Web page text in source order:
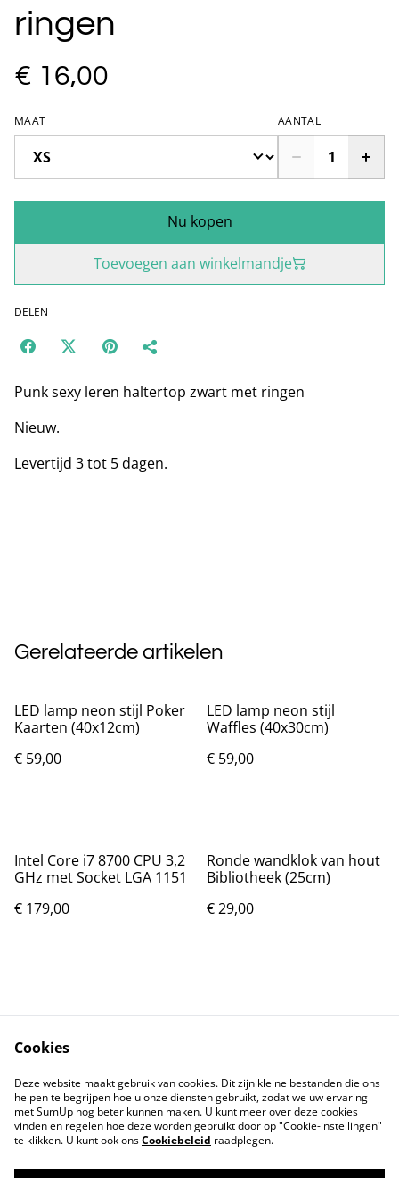
ringen
€ 16,00
MAAT AANTAL
Nu kopen
Toevoegen aan winkelmandje
DELEN
Punk sexy leren haltertop zwart met ringen
Nieuw.
Levertijd 3 tot 5 dagen.
Gerelateerde artikelen
LED lamp neon stijl Poker
Kaarten (40x12cm)
€ 59,00
LED lamp neon stijl
Waffles (40x30cm)
€ 59,00
Intel Core i7 8700 CPU 3,2
GHz met Socket LGA 1151
€ 179,00
Ronde wandklok van hout
Bibliotheek (25cm)
€ 29,00
Contact
Voorwaarden
Privacybeleid
Cookiebeleid
Cookies
Deze website maakt gebruik van cookies. Dit zijn kleine bestanden die ons
helpen te begrijpen hoe u onze diensten gebruikt, zodat we uw ervaring
met SumUp nog beter kunnen maken. U kunt meer over deze cookies
vinden en regelen hoe deze worden gebruikt door op "Cookie-instellingen"
te klikken. U kunt ook onsCookiebeleid raadplegen.